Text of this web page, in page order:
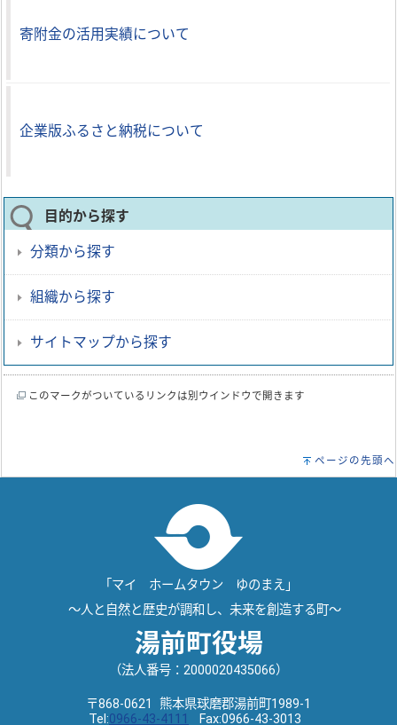
寄附金の活用実績について
企業版ふるさと納税について
目的から探す
分類から探す
組織から探す
サイトマップから探す
このマークがついているリンクは別ウインドウで開きます
ページの先頭へ
「マイ ホームタウン ゆのまえ」
～人と自然と歴史が調和し、未来を創造する町～
湯前町役場
（法人番号：2000020435066）
〒868-0621 熊本県球磨郡湯前町1989-1
Tel:0966-43-4111 Fax:0966-43-3013